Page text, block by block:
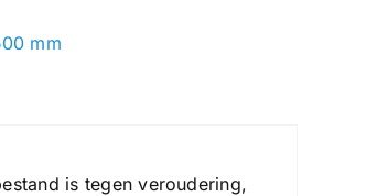
mm
is tegen veroudering,